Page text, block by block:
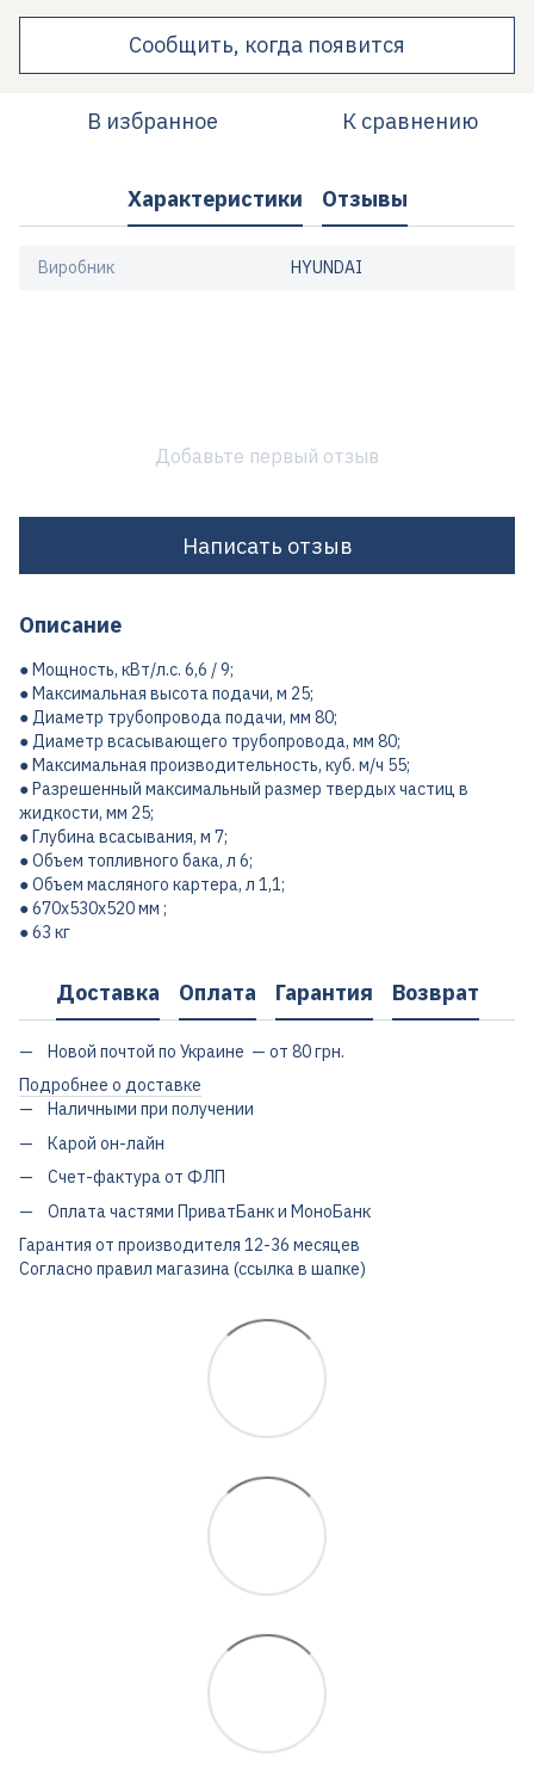
Сообщить, когда появится
В избранное К сравнению
Характеристики Отзывы
Виробник HYUNDAI
Добавьте первый отзыв
Написать отзыв
Описание
● Мощность, кВт/л.с. 6,6 / 9;
● Максимальная высота подачи, м 25;
● Диаметр трубопровода подачи, мм 80;
● Диаметр всасывающего трубопровода, мм 80;
● Максимальная производительность, куб. м/ч 55;
● Разрешенный максимальный размер твердых частиц в
жидкости, мм 25;
● Глубина всасывания, м 7;
● Объем топливного бака, л 6;
● Объем масляного картера, л 1,1;
● 670х530х520 мм ;
● 63 кг
Доставка Оплата Гарантия Возврат
Новой почтой по Украине — от 80 грн.
Подробнее о доставке
Наличными при получении
Карой он-лайн
Счет-фактура от ФЛП
Оплата частями ПриватБанк и МоноБанк
Гарантия от производителя 12-36 месяцев
Согласно правил магазина (ссылка в шапке)